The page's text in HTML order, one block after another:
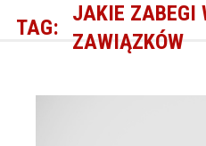
TAG:
JAKIE ZABEGI
ZAWIĄZKÓW